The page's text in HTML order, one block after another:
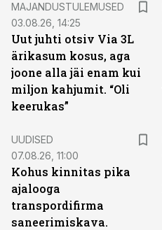
MAJANDUSTULEMUSED
03.08.26, 14:25
Uut juhti otsiv Via 3L
ärikasum kosus, aga
joone alla jäi enam kui
miljon kahjumit. “Oli
keerukas”
UUDISED
07.08.26, 11:00
Kohus kinnitas pika
ajalooga
transpordifirma
saneerimiskava.